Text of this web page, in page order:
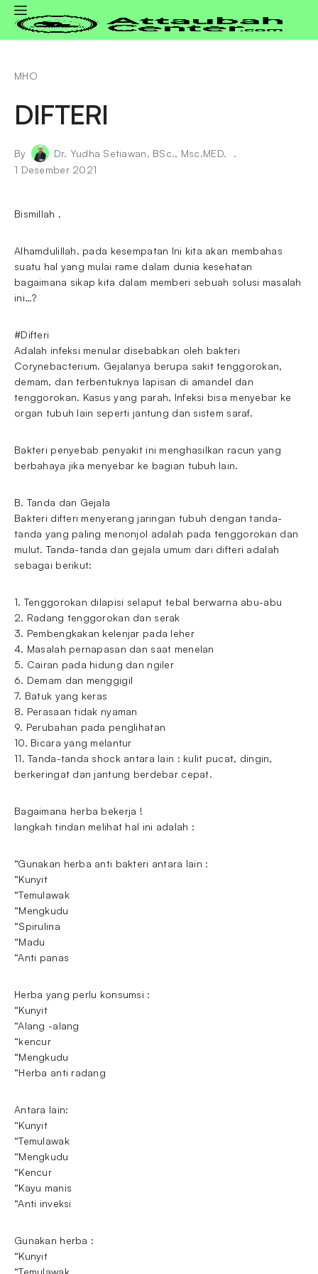
MHO
DIFTERI
By
Dr. Yudha Setiawan, BSc., Msc.MED.
1 Desember 2021
Bismillah .
Alhamdulillah. pada kesempatan Ini kita akan membahas
suatu hal yang mulai rame dalam dunia kesehatan
bagaimana sikap kita dalam memberi sebuah solusi masalah
ini…?
#Difteri
Adalah infeksi menular disebabkan oleh bakteri
Corynebacterium. Gejalanya berupa sakit tenggorokan,
demam, dan terbentuknya lapisan di amandel dan
tenggorokan. Kasus yang parah, Infeksi bisa menyebar ke
organ tubuh lain seperti jantung dan sistem saraf.
Bakteri penyebab penyakit ini menghasilkan racun yang
berbahaya jika menyebar ke bagian tubuh lain.
B. Tanda dan Gejala
Bakteri difteri menyerang jaringan tubuh dengan tanda-
tanda yang paling menonjol adalah pada tenggorokan dan
mulut. Tanda-tanda dan gejala umum dari difteri adalah
sebagai berikut:
1. Tenggorokan dilapisi selaput tebal berwarna abu-abu
2. Radang tenggorokan dan serak
3. Pembengkakan kelenjar pada leher
4. Masalah pernapasan dan saat menelan
5. Cairan pada hidung dan ngiler
6. Demam dan menggigil
7. Batuk yang keras
8. Perasaan tidak nyaman
9. Perubahan pada penglihatan
10. Bicara yang melantur
11. Tanda-tanda shock antara lain : kulit pucat, dingin,
berkeringat dan jantung berdebar cepat.
Bagaimana herba bekerja !
langkah tindan melihat hal ini adalah :
“Gunakan herba anti bakteri antara lain :
“Kunyit
“Temulawak
“Mengkudu
“Spirulina
“Madu
“Anti panas
Herba yang perlu konsumsi :
“Kunyit
“Alang -alang
“kencur
“Mengkudu
“Herba anti radang
Antara lain:
“Kunyit
“Temulawak
“Mengkudu
“Kencur
“Kayu manis
“Anti inveksi
Gunakan herba :
“Kunyit
“Temulawak ,